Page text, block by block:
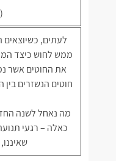
לעתים, כשיוצאים
ממש לחוש כיצד
את החוטים אשר
חוטים הנשזרים
מה נאחל לשנה
כאלה – רגעי